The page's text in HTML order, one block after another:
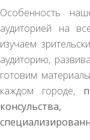
Особенность
аудиторией на
изучаем
аудиторию,
готовим
каждом городе,